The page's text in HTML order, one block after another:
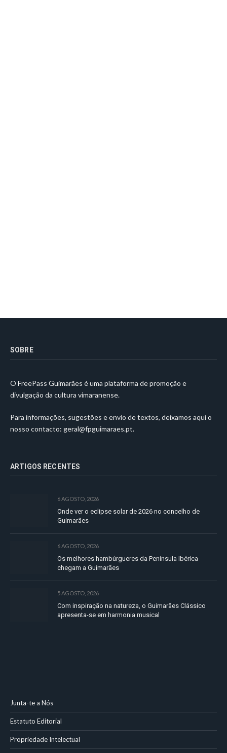
SOBRE
O FreePass Guimarães é uma plataforma de promoção e
divulgação da cultura vimaranense.
Para informações, sugestões e envio de textos, deixamos aqui o
nosso contacto: geral@fpguimaraes.pt.
ARTIGOS RECENTES
6 AGOSTO, 2026
Onde ver o eclipse solar de 2026 no concelho de
Guimarães
6 AGOSTO, 2026
Os melhores hambúrgueres da Península Ibérica
chegam a Guimarães
5 AGOSTO, 2026
Com inspiração na natureza, o Guimarães Clássico
apresenta-se em harmonia musical
Junta-te a Nós
Estatuto Editorial
Propriedade Intelectual